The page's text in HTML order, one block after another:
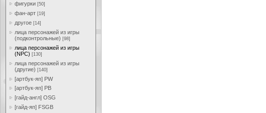
фигурки [50]
фан-арт [19]
другое [14]
лица персонажей из игры
(подконтрольные) [98]
лица персонажей из игры
(NPC) [130]
лица персонажей из игры
(другие) [140]
[артбук-яп] PW
[артбук-яп] PB
[гайд-англ] OSG
[гайд-яп] FSGB